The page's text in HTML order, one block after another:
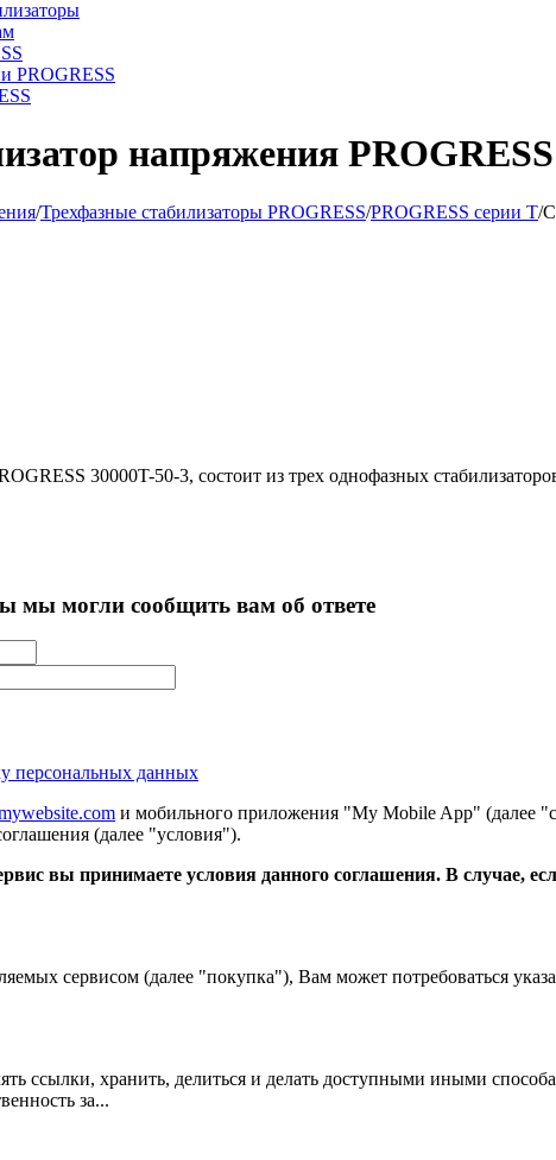
PROGRESS
напряжения
/Трехфазные стабилизаторы PROGRESS/PROGRESS серии Т/
30000T-50-3, состоит из трех однофазных
мы могли сообщить вам об ответе
персональных данных
и мобильного приложения "My Mobile App" (далее
(далее "условия").
вы принимаете условия данного соглашения. В случае,
сервисом (далее "покупка"), Вам может потребоваться
ссылки, хранить, делиться и делать доступными иными
за...